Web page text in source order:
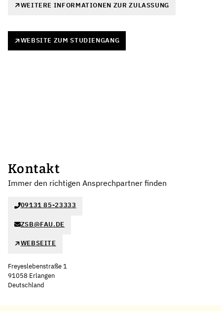
WEITERE INFORMATIONEN ZUR ZULASSUNG
WEBSITE ZUM STUDIENGANG
Kontakt
Immer den richtigen Ansprechpartner finden
09131 85-23333
ZSB@FAU.DE
WEBSEITE
Freyeslebenstraße 1
91058 Erlangen
Deutschland